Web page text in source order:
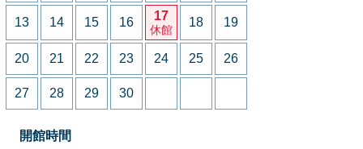
13 14 15 16 17
休館
18 19
20 21 22 23 24 25 26
27 28 29 30
開館時間